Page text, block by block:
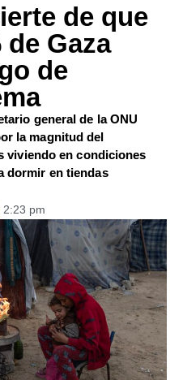
de que
de Gaza
de
general de la ONU
la magnitud del
viviendo en condiciones
dormir en tiendas
2:23 pm